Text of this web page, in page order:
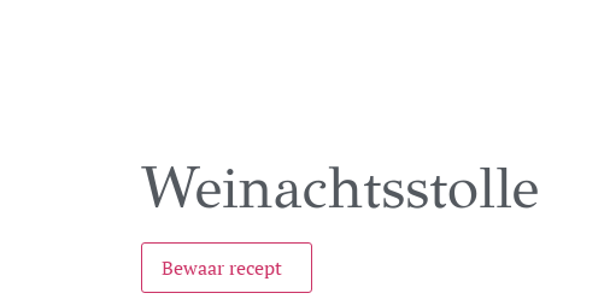
Weinachtsstolle
Bewaar recept